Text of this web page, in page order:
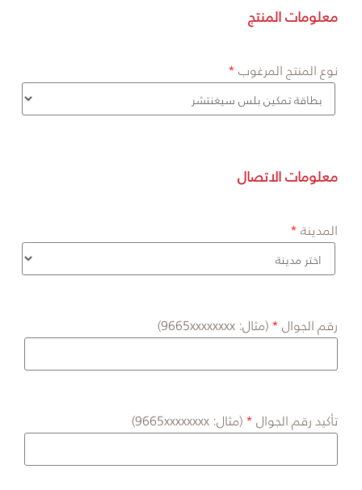
معلومات المنتج
نوع المنتج المرغوب
معلومات الاتصال
المدينة
رقم الجوال (مثال: 9665xxxxxxxx)
تأكيد رقم الجوال (مثال: 9665xxxxxxxx)